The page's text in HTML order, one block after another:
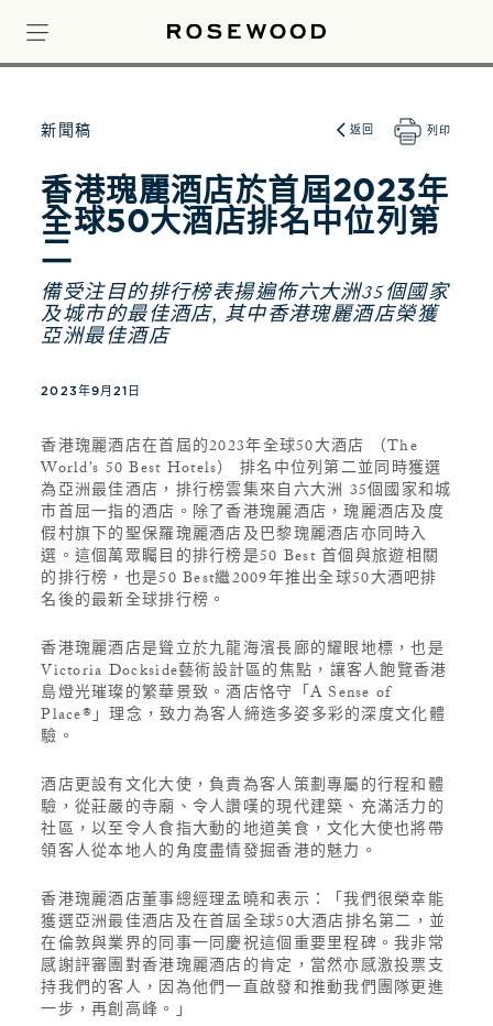
新聞稿 返回 列印
香港瑰麗酒店於首屆2023年
全球50大酒店排名中位列第
二
備受注目的排行榜表揚遍佈六大洲35個國家
及城市的最佳酒店, 其中香港瑰麗酒店榮獲
亞洲最佳酒店
2023年9月21日
香港瑰麗酒店在首屆的2023年全球50大酒店 （The
World’s 50 Best Hotels） 排名中位列第二並同時獲選
為亞洲最佳酒店，排行榜雲集來自六大洲 35個國家和城
市首屈一指的酒店。除了香港瑰麗酒店，瑰麗酒店及度
假村旗下的聖保羅瑰麗酒店及巴黎瑰麗酒店亦同時入
選。這個萬眾矚目的排行榜是50 Best 首個與旅遊相關
的排行榜，也是50 Best繼2009年推出全球50大酒吧排
名後的最新全球排行榜。
香港瑰麗酒店是聳立於九龍海濱長廊的耀眼地標，也是
Victoria Dockside藝術設計區的焦點，讓客人飽覽香港
島燈光璀璨的繁華景致。酒店恪守「A Sense of
Place®」理念，致力為客人締造多姿多彩的深度文化體
驗。
酒店更設有文化大使，負責為客人策劃專屬的行程和體
驗，從莊嚴的寺廟、令人讚嘆的現代建築、充滿活力的
社區，以至令人食指大動的地道美食，文化大使也將帶
領客人從本地人的角度盡情發掘香港的魅力。
香港瑰麗酒店董事總經理孟曉和表示：「我們很榮幸能
獲選亞洲最佳酒店及在首屆全球50大酒店排名第二，並
在倫敦與業界的同事一同慶祝這個重要里程碑。我非常
感謝評審團對香港瑰麗酒店的肯定，當然亦感激投票支
持我們的客人，因為他們一直啟發和推動我們團隊更進
一步，再創高峰。」